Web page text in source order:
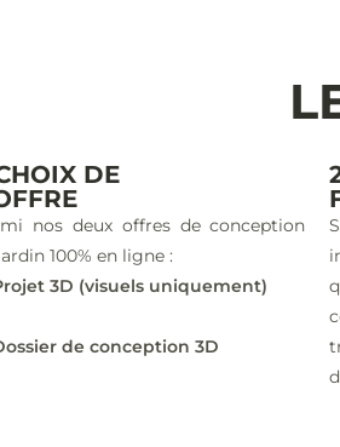
DE
nos deux offres de conception
100% en ligne :
3D (visuels uniquement)
de conception 3D